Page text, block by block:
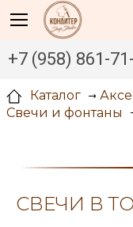
+7 (958) 861-
Каталог
Свечи и фонтаны
СВЕЧИ В